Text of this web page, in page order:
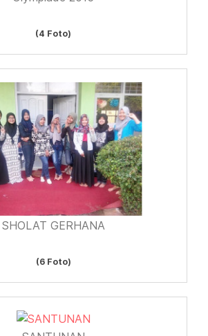
(4 Foto)
SHOLAT GERHANA
(6 Foto)